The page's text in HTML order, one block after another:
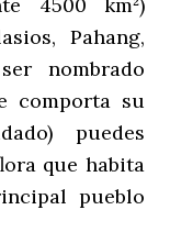
4500 km²)
Pahang,
nombrado
comporta su
puedes
que habita
pueblo